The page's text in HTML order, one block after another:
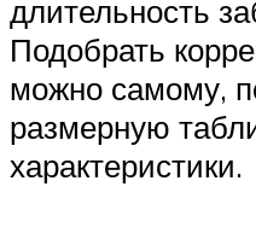
длительность
Подобрать
можно самому,
размерную
характеристики.